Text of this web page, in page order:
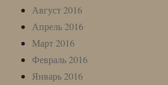
Август 2016
Апрель 2016
Март 2016
Февраль 2016
Январь 2016